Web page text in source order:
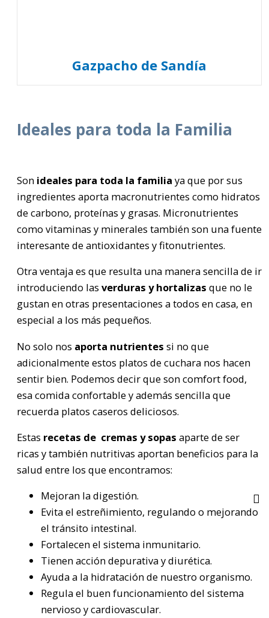
Gazpacho de Sandía
Ideales para toda la Familia
Son ideales para toda la familia ya que por sus
ingredientes aporta macronutrientes como hidratos
de carbono, proteínas y grasas. Micronutrientes
como vitaminas y minerales también son una fuente
interesante de antioxidantes y fitonutrientes.
Otra ventaja es que resulta una manera sencilla de ir
introduciendo las verduras y hortalizas que no le
gustan en otras presentaciones a todos en casa, en
especial a los más pequeños.
No solo nos aporta nutrientes si no que
adicionalmente estos platos de cuchara nos hacen
sentir bien. Podemos decir que son comfort food,
esa comida confortable y además sencilla que
recuerda platos caseros deliciosos.
Estas recetas de cremas y sopas aparte de ser
ricas y también nutritivas aportan beneficios para la
salud entre los que encontramos:
Mejoran la digestión.
Evita el estreñimiento, regulando o mejorando
el tránsito intestinal.
Fortalecen el sistema inmunitario.
Tienen acción depurativa y diurética.
Ayuda a la hidratación de nuestro organismo.
Regula el buen funcionamiento del sistema
nervioso y cardiovascular.